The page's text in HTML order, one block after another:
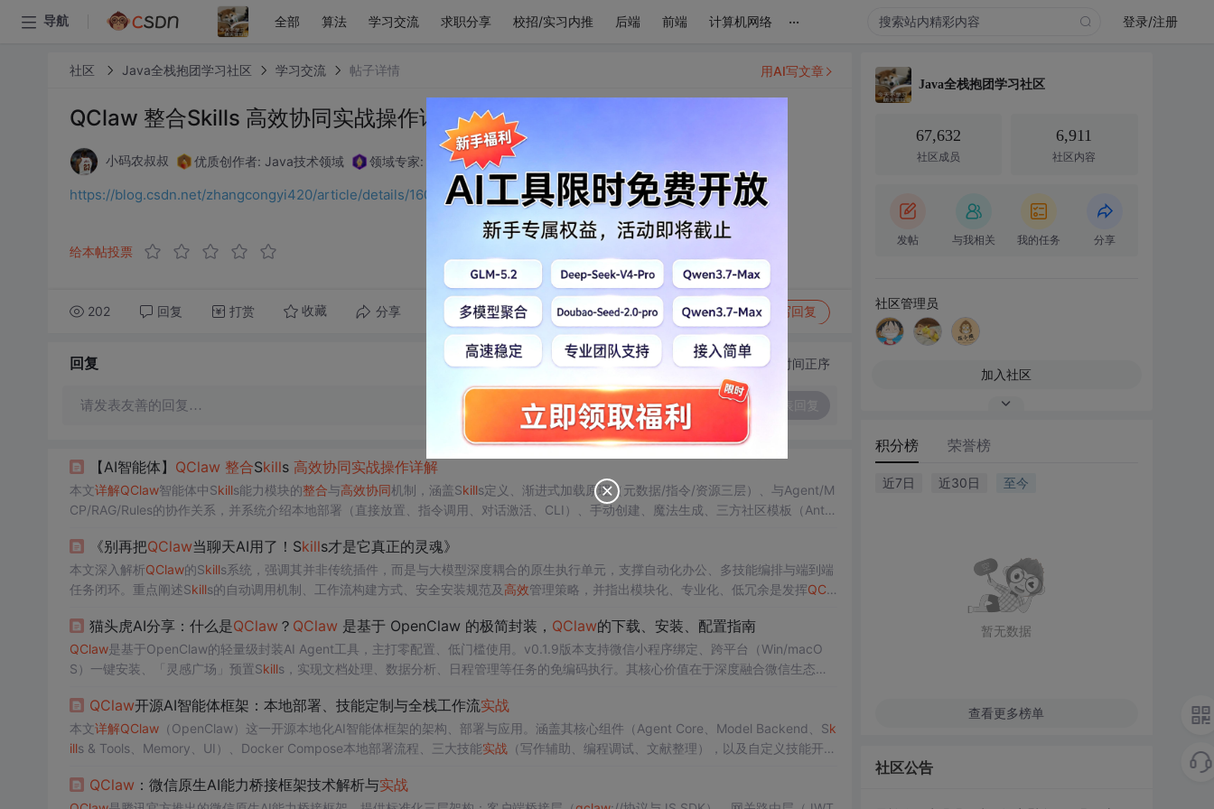
导航 全部 算法 学习交流 求职分享 校招/实习内推 后端 前端 计算机网络 ... 登录/注册
社区 Java全栈抱团学习社区 学习交流 帖子详情
QClaw 整合Skills 高效协同实战操作详解
小码农叔叔 优质创作者: Java技术领域 领域专家: 后端开发技术领域
https://blog.csdn.net/zhangcongyi420/article/details/160991304?spm=1001.2014.3001.5501
给本帖投票
202 回复 打赏 收藏 分享 转发到动态 举报 写回复
用AI写文章
回复 切换为时间正序
请发表友善的回复…
【AI智能体】 QClaw 整合Skills 高效协同实战操作详解
本文详解QClaw智能体中Skills能力模块的整合与高效协同机制，涵盖Skills定义、渐进式加载原理（元数据/指令/资源三层）、与Agent/M
CP/RAG/Rules的协作关系，并系统介绍本地部署（直接放置、指令调用、对话激活、CLI）、手动创建、魔法生成、三方社区模板（Anthr
全本地化优势。
《别再把QClaw当聊天AI用了！Skills才是它真正的灵魂》
本文深入解析QClaw的Skills系统，强调其并非传统插件，而是与大模型深度耦合的原生执行单元，支撑自动化办公、多技能编排与端到端
任务闭环。重点阐述Skills的自动调用机制、工作流构建方式、安全安装规范及 高效管理策略，并指出模块化、专业化、低冗余是发挥QCla
猫头虎AI分享：什么是QClaw？ QClaw是基于 OpenClaw 的极简封装， QClaw的下载、安装、配置指南
QClaw是基于OpenClaw的轻量级封装AI Agent工具，主打零配置、低门槛使用。v0.1.9版本支持微信小程序绑定、跨平台（Win/macO
S）一键安装、「灵感广场」预置Skills，实现文档处理、数据分析、日程管理等任务的免编码执行。其核心价值在于深度融合微信生态，
QClaw开源AI智能体框架：本地部署、技能定制与全栈工作流实战
本文详解QClaw（OpenClaw）这一开源本地化AI智能体框架的架构、部署与应用。涵盖其核心组件（Agent Core、Model Backend、Sk
ills & Tools、Memory、UI）、Docker Compose本地部署流程、三大技能实战（写作辅助、编程调试、文献整理），以及自定义技能开
QClaw：微信原生AI能力桥接框架技术解析与实战
Java全栈抱团学习社区
67,632
社区成员
6,911
社区内容
发帖 与我相关 我的任务 分享
社区管理员
加入社区
积分榜 荣誉榜
近7日 近30日 至今
暂无数据
查看更多榜单
社区公告